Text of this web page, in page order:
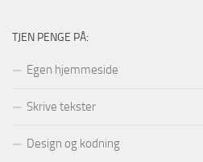
TJEN PENGE PÅ:
Egen hjemmeside
Skrive tekster
Design og kodning